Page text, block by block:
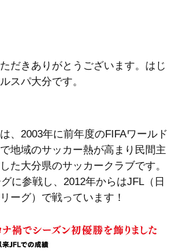
だきありがとうございます。はじ
スパ大分です。
、2003年に前年度のFIFAワールド
地域のサッカー熱が高まり民間主
た大分県のサッカークラブです。
に参戦し、2012年からはJFL（日
ーグ）で戦っています！